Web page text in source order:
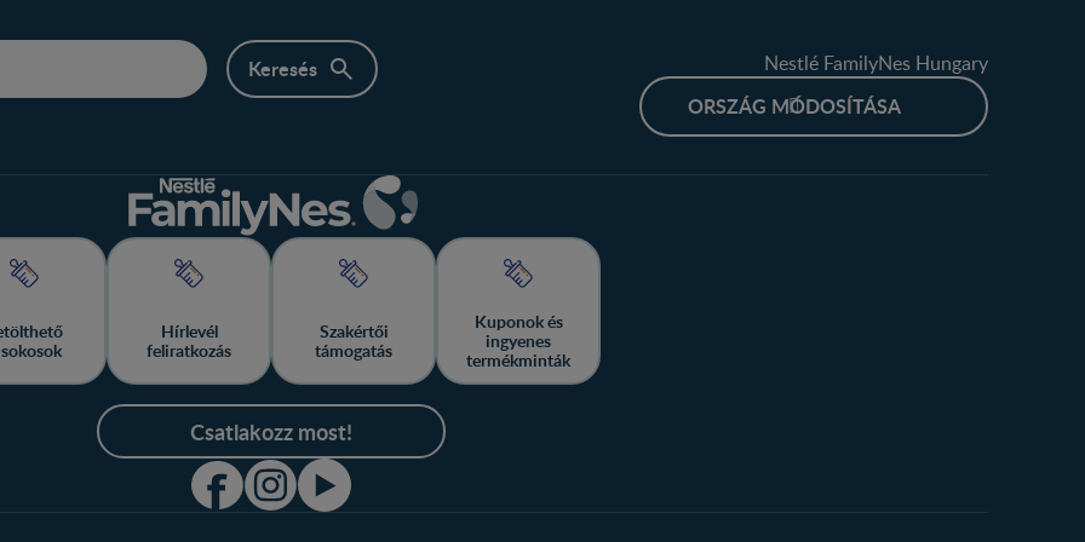
Nestlé FamilyNes Hungary
ORSZÁG MÓDOSÍTÁSA
Hírlevél
feliratkozás
Szakértői
támogatás
Kuponok és
ingyenes
termékminták
Csatlakozz most!